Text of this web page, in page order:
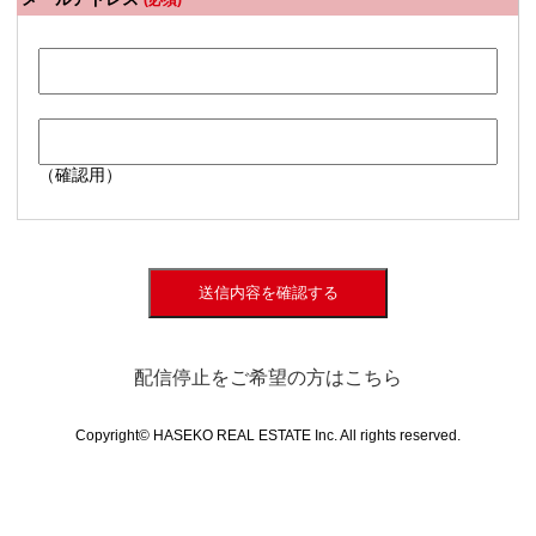
（確認用）
送信内容を確認する
配信停止をご希望の方はこちら
Copyright© HASEKO REAL ESTATE Inc. All rights reserved.